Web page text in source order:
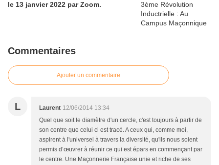
le 13 janvier 2022 par Zoom.
Commentaires
Ajouter un commentaire
L Laurent 12/06/2014 13:34
Quel que soit le diamètre d'un cercle, c'est toujours à partir de
son centre que celui ci est tracé. A ceux qui, comme moi,
aspirent à l'universel à travers la diversité, qu'ils nous soient
permis d’œuvrer à réunir ce qui est épars en commençant par
le centre. Une Maçonnerie Française unie et riche de ses